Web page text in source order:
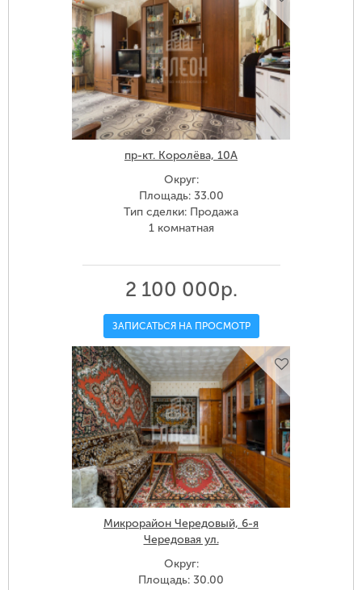
пр-кт. Королёва, 10А
Округ:
Площадь: 33.00
Тип сделки: Продажа
1 комнатная
2 100 000р.
ЗАПИСАТЬСЯ НА ПРОСМОТР
Микрорайон Чередовый, 6-я
Чередовая ул.
Округ:
Площадь: 30.00